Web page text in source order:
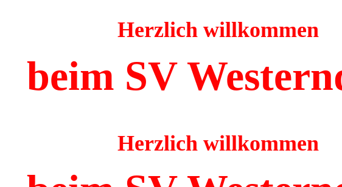
Herzlich willkommen
beim SV
Herzlich willkommen